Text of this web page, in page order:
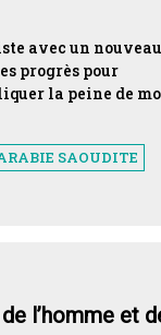
avec un nouveau
progrès pour
la peine de
SAOUDITE
l’homme et